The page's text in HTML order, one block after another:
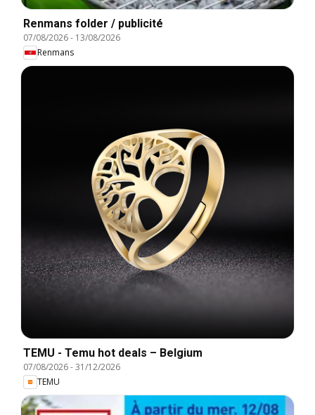
Renmans folder / publicité
07/08/2026- 13/08/2026
Renmans
TEMU - Temu hot deals – Belgium
07/08/2026-31/12/2026
TEMU